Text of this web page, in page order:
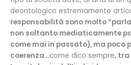
deontologico estremamente
responsabilità sono molto
non soltanto mediaticamente
come mai in passato), ma poco
coerenza…come dico sempre, tra